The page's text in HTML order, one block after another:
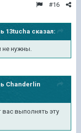
#16
13tucha сказал:
не нужны.
Chanderlin
вас выполнять эту